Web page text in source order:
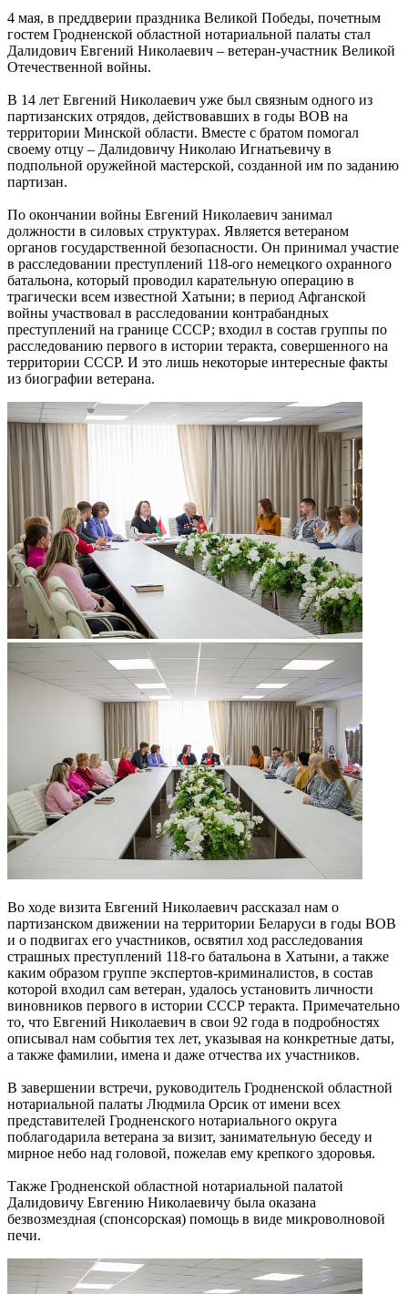
4 мая, в преддверии праздника Великой Победы, почетным
гостем Гродненской областной нотариальной палаты стал
Далидович Евгений Николаевич – ветеран-участник Великой
Отечественной войны.
В 14 лет Евгений Николаевич уже был связным одного из
партизанских отрядов, действовавших в годы ВОВ на
территории Минской области. Вместе с братом помогал
своему отцу – Далидовичу Николаю Игнатьевичу в
подпольной оружейной мастерской, созданной им по заданию
партизан.
По окончании войны Евгений Николаевич занимал
должности в силовых структурах. Является ветераном
органов государственной безопасности. Он принимал участие
в расследовании преступлений 118-ого немецкого охранного
батальона, который проводил карательную операцию в
трагически всем известной Хатыни; в период Афганской
войны участвовал в расследовании контрабандных
преступлений на границе СССР; входил в состав группы по
расследованию первого в истории теракта, совершенного на
территории СССР. И это лишь некоторые интересные факты
из биографии ветерана.
Во ходе визита Евгений Николаевич рассказал нам о
партизанском движении на территории Беларуси в годы ВОВ
и о подвигах его участников, освятил ход расследования
страшных преступлений 118-го батальона в Хатыни, а также
каким образом группе экспертов-криминалистов, в состав
которой входил сам ветеран, удалось установить личности
виновников первого в истории СССР теракта. Примечательно
то, что Евгений Николаевич в свои 92 года в подробностях
описывал нам события тех лет, указывая на конкретные даты,
а также фамилии, имена и даже отчества их участников.
В завершении встречи, руководитель Гродненской областной
нотариальной палаты Людмила Орсик от имени всех
представителей Гродненского нотариального округа
поблагодарила ветерана за визит, занимательную беседу и
мирное небо над головой, пожелав ему крепкого здоровья.
Также Гродненской областной нотариальной палатой
Далидовичу Евгению Николаевичу была оказана
безвозмездная (спонсорская) помощь в виде микроволновой
печи.